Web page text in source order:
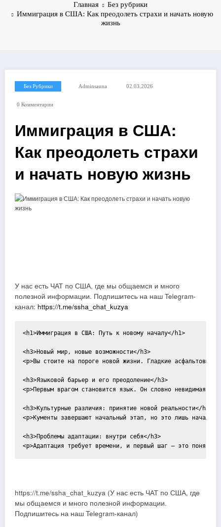
Главная
Без рубрики
Иммиграция в США: Как преодолеть страхи и начать новую
жизнь
Без Рубрики Adminsauna 02.03.2026
0 Комментарии
Иммиграция в США:
Как преодолеть страхи
и начать новую жизнь
У нас есть ЧАТ по США, где мы общаемся и много
полезной информации. Подпишитесь на наш Telegram-
канал: https://t.me/ssha_chat_kuzya
<h1>Иммиграция в США: Путь к новому началу</h1>
<h3>Новый мир, новые возможности</h3>
<p>Вы стоите на пороге новой жизни. Гладкие
<h3>Языковой барьер и его преодоление</h3>
<p>Первым врагом становится язык. Он словно невидимая
<h3>Культурные различия: принятие новой реальности</h3>
<p>Кументы завершают начальный этап, но это лишь
<h3>Проблемы адаптации: внутри себя</h3>
https://t.me/ssha_chat_kuzya (У нас есть ЧАТ по США, где
мы общаемся и много полезной информации.
Подпишитесь на наш Telegram-канал)